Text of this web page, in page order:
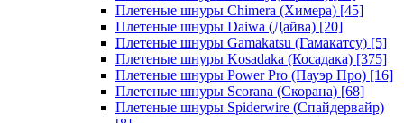
Плетеные шнуры Chimera (Химера) [45]
Плетеные шнуры Daiwa (Дайва) [20]
Плетеные шнуры Gamakatsu (Гамакатсу) [5]
Плетеные шнуры Kosadaka (Косадака) [375]
Плетеные шнуры Power Pro (Пауэр Про) [16]
Плетеные шнуры Scorana (Скорана) [68]
Плетеные шнуры Spiderwire (Спайдервайр)